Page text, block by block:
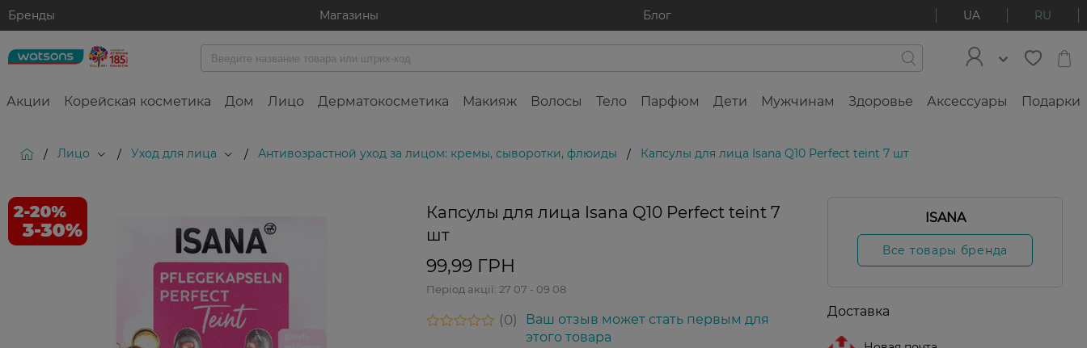
Бренды Магазины Блог UA RU
Акции Корейская косметика Дом Лицо Дерматокосметика Макияж Волосы Тело Парфюм Дети Мужчинам Здоровье Аксессуары Подарки
/ Лицо / Уход для лица / Антивозрастной уход за лицом: кремы, сыворотки, флюиды / Капсулы для лица Isana Q10 Perfect teint 7 шт
Капсулы для лица Isana Q10 Perfect teint 7
шт
99,99 ГРН
Період акції: 27 07 - 09 08
0
Ваш отзыв может стать первым для
этого товара
ISANA
Все товары бренда
Доставка